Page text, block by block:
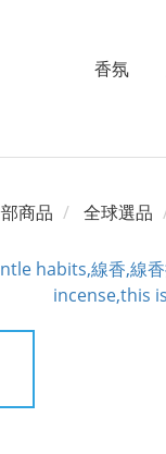
香氛
商品 全球選品